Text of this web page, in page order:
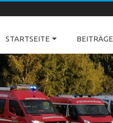
STARTSEITE BEITRÄGE